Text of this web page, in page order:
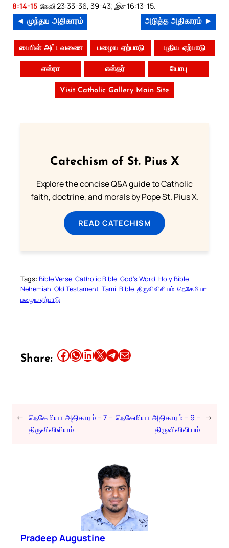
8:14-15 லேவி 23:33-36, 39-43; இச 16:13-15.
◄ முந்தய அதிகாரம் அடுத்த அதிகாரம் ►
பைபிள் அட்டவணை பழைய ஏற்பாடு புதிய ஏற்பாடு
எஸ்ரா எஸ்தர் யோபு
Visit Catholic Gallery Main Site
Catechism of St. Pius X
Explore the concise Q&A guide to Catholic
faith, doctrine, and morals by Pope St. Pius X.
READ CATECHISM
Tags: Bible Verse Catholic Bible God’s Word Holy Bible
Nehemiah Old Testament Tamil Bible திருவிவிலியம் நெகேமியா
பழைய ஏற்பாடு
Share: Share this article on Facebook Share this article on WhatsApp Share this article on LinkedIn Share this article on X Share this article on TelegramEmail this Article
← நெகேமியா அதிகாரம் – 7 –
திருவிவிலியம்
நெகேமியா அதிகாரம் – 9 –
திருவிவிலியம்
→
Pradeep Augustine